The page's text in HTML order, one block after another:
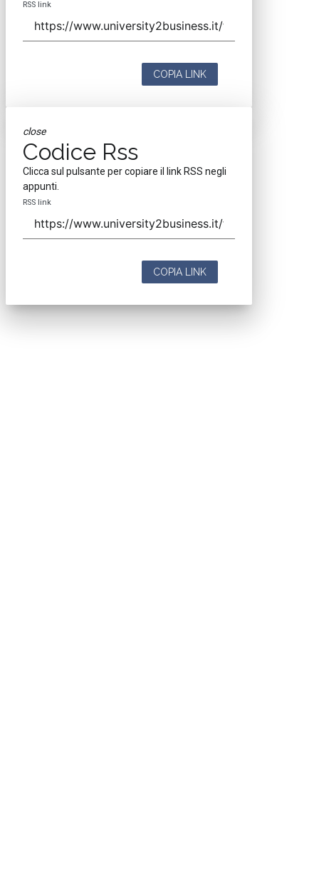
RSS link
COPIA LINK
close
Codice Rss
Clicca sul pulsante per copiare il link RSS negli
appunti.
RSS link
COPIA LINK